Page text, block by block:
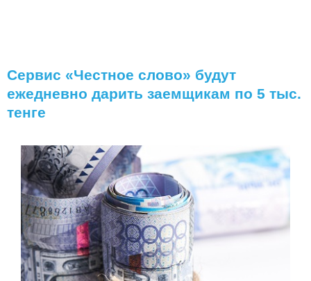
Сервис «Честное слово» будут
ежедневно дарить заемщикам по 5 тыс.
тенге